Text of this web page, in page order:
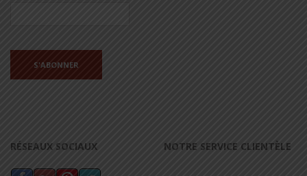
RÉSEAUX SOCIAUX NOTRE SERVICE CLIENTÈLE